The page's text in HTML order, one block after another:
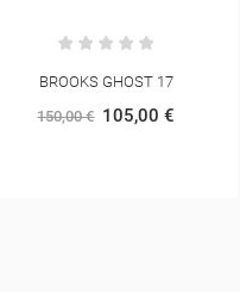
LA SPORTIVA POCKETSHELL
JACKET